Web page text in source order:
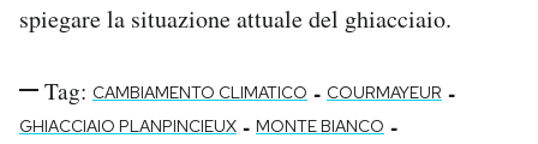
spiegare la situazione attuale del ghiacciaio.
Tag: CAMBIAMENTO CLIMATICO - COURMAYEUR -
GHIACCIAIO PLANPINCIEUX - MONTE BIANCO -